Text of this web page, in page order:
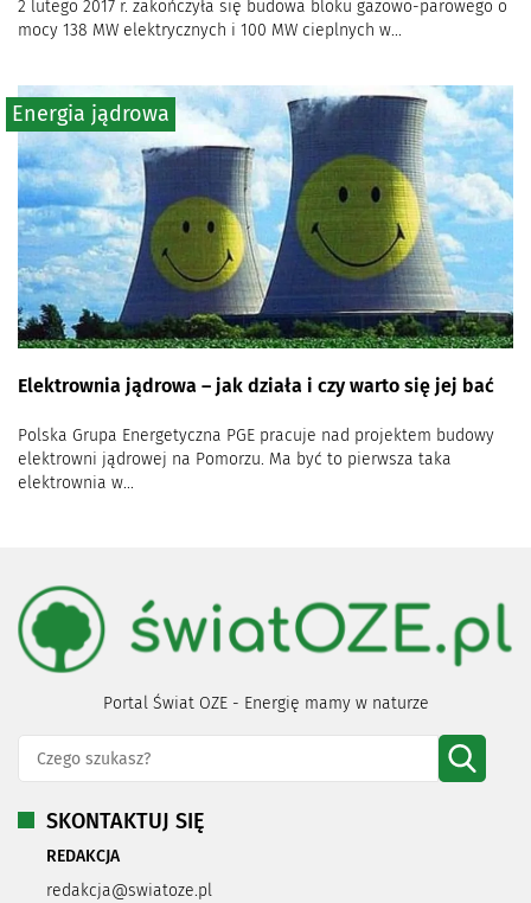
2 lutego 2017 r. zakończyła się budowa bloku gazowo-parowego o
mocy 138 MW elektrycznych i 100 MW cieplnych w...
Elektrownia jądrowa – jak działa i czy warto się jej bać
Polska Grupa Energetyczna PGE pracuje nad projektem budowy
elektrowni jądrowej na Pomorzu. Ma być to pierwsza taka
elektrownia w...
Energia jądrowa
Portal Świat OZE - Energię mamy w naturze
SKONTAKTUJ SIĘ
REDAKCJA
redakcja@swiatoze.pl